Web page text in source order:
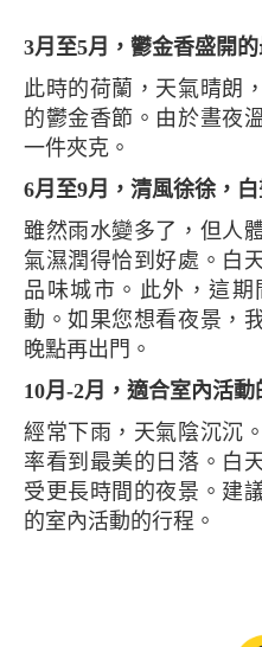
3月至5月，鬱金香盛開
此時的荷蘭，天氣晴朗，陽光充足。還有一個特別
的鬱金香節。由於晝夜
一件夾克。
6月至9月，清風徐徐，
雖然雨水變多了，但人體舒適度指數依然很高，空
氣濕潤得恰到好處。白
品味城市。此外，這
動。如果您想看夜景，
晚點再出門。
10月-2月，適合室內活
經常下雨，天氣陰沉沉。儘管如此，但您有很大機
率看到最美的日落。白
受更長時間的夜景。建
的室內活動的行程。